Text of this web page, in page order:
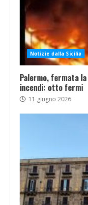
Notizie dalla Sicilia
Palermo, fermata
incendi: otto fermi
11 giugno 2026